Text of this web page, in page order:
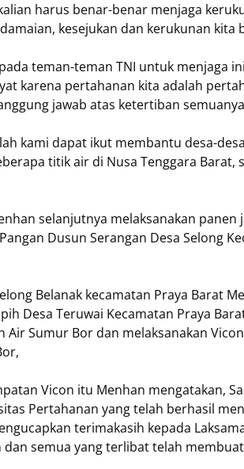
harus benar-benar menjaga
kesejukan dan kerukunan kita
teman-teman TNI untuk menjaga
karena pertahanan kita adalah
jawab atas ketertiban
kami dapat ikut membantu desa-
titik air di Nusa Tenggara
selanjutnya melaksanakan
Dusun Serangan Desa Selong
Belanak kecamatan Praya Barat
Desa Teruwai Kecamatan Praya
Air Sumur Bor dan melaksanakan
Vicon itu Menhan mengatakan,
Pertahanan yang telah berhasil
terimakasih kepada
dan semua yang terlibat telah